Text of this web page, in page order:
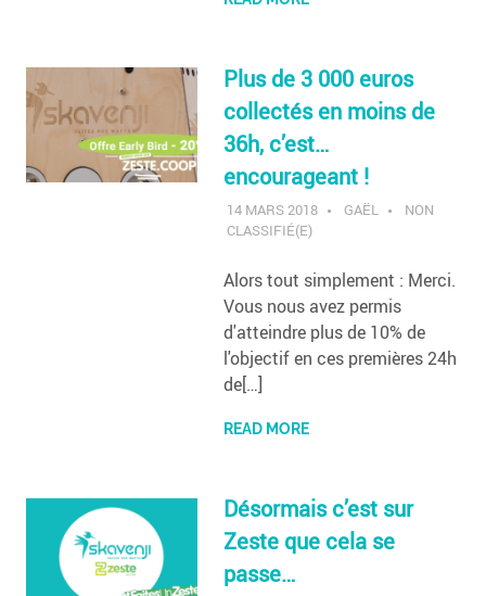
Plus de 3 000 euros
collectés en moins de
36h, c’est…
encourageant !
14 MARS 2018 GAËL
NON
CLASSIFIÉ(E)
Alors tout simplement : Merci.
Vous nous avez permis
d'atteindre plus de 10% de
l'objectif en ces premières 24h
de[…]
READ MORE
Désormais c’est sur
Zeste que cela se
passe…